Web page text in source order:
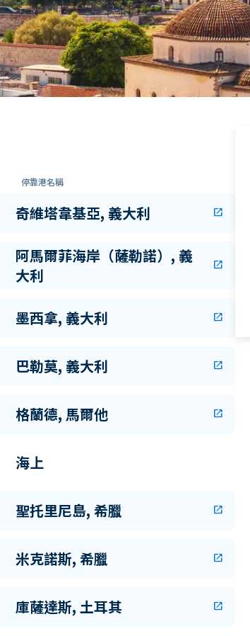
停靠港名稱
奇維塔韋基亞, 義大利 open_in_new
阿馬爾菲海岸（薩勒諾）, 義
大利
open_in_new
墨西拿, 義大利 open_in_new
巴勒莫, 義大利 open_in_new
格蘭德, 馬爾他 open_in_new
海上
聖托里尼島, 希臘 open_in_new
米克諾斯, 希臘 open_in_new
庫薩達斯, 土耳其 open_in_new